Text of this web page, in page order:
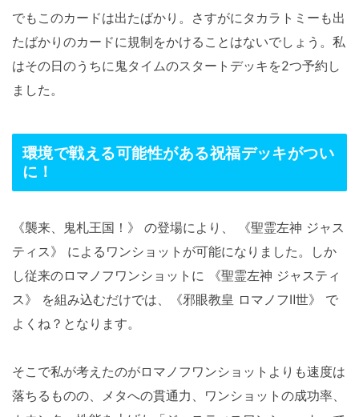
でもこのカードは出たばかり。さすがにタカラトミーも出
たばかりのカードに規制をかけることはないでしょう。私
はその日のうちに鬼タイムのスタートデッキを2つ予約し
ました。
環境で戦える可能性がある祝福デッキがつい
に！
《襲来、鬼札王国！》 の登場により、 《聖霊左神 ジャス
ティス》 によるワンショットが可能になりました。しか
し従来のロマノフワンショットに 《聖霊左神 ジャスティ
ス》 を組み込むだけでは、《邪眼教皇 ロマノフⅡ世》 で
よくね？となります。
そこで私が考えたのがロマノフワンショットよりも速度は
落ちるものの、メタへの貫通力、ワンショットの成功率、